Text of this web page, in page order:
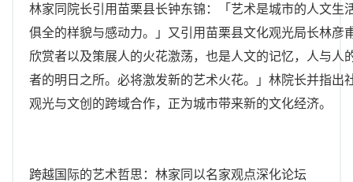
林家同院长引用苗栗县长钟东锦：「艺术是城市的人文生
俱全的样貌与感动力。」又引用苗栗县文化观光局长林彦
欣赏者以及策展人的火花激荡，也是人文的记忆，人与人
者的明日之所。必将激发新的艺术火花。」林院长并指出
观光与文创的跨域合作，正为城市带来新的文化经济。
跨越国际的艺术哲思：林家同以名家观点深化论坛